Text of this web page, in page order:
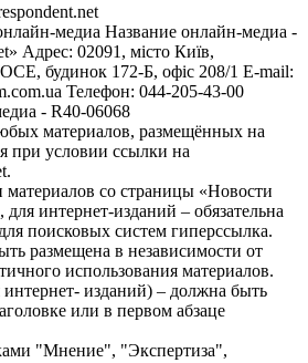
медиа Название онлайн-медиа -
Адрес: 02091, місто Київ,
будинок 172-Б, офіс 208/1 E-mail:
Телефон: 044-205-43-00
- R40-06068
материалов, размещённых на
при условии ссылки на
со страницы «Новости
интернет-изданий – обязательна
поисковых систем гиперссылка.
размещена в независимости от
использования материалов.
изданий) – должна быть
или в первом абзаце
"Мнение", "Экспертиза",